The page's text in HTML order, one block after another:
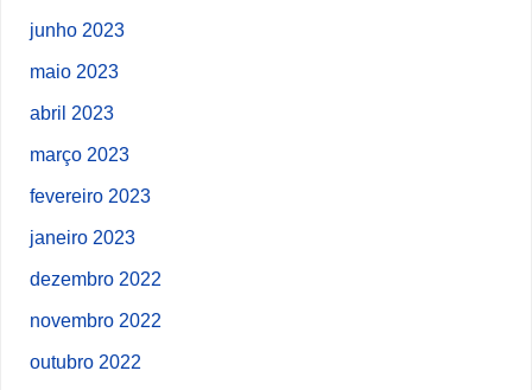
junho 2023
maio 2023
abril 2023
março 2023
fevereiro 2023
janeiro 2023
dezembro 2022
novembro 2022
outubro 2022